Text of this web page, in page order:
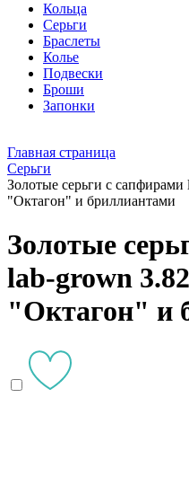
Кольца
Серьги
Браслеты
Колье
Подвески
Броши
Запонки
Главная страница
Серьги
Золотые серьги с
"Октагон" и бриллиантами
Золотые
lab-grown
"Октагон" и